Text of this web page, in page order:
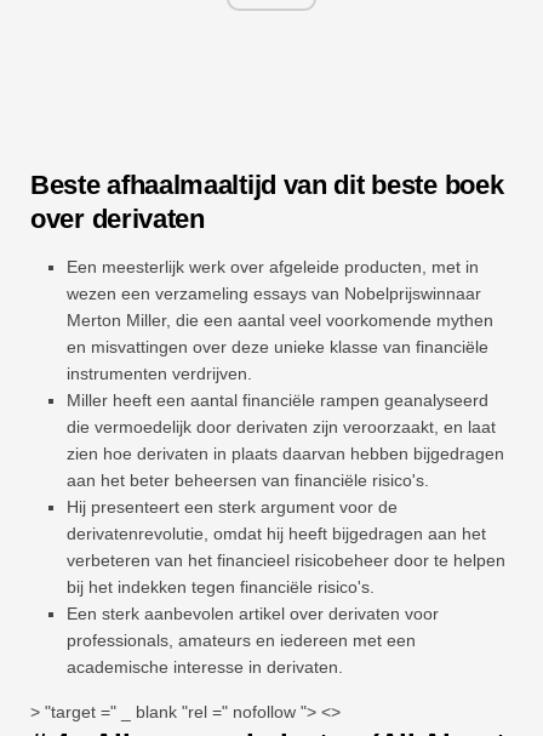
Beste afhaalmaaltijd van dit beste boek
over derivaten
Een meesterlijk werk over afgeleide producten, met in
wezen een verzameling essays van Nobelprijswinnaar
Merton Miller, die een aantal veel voorkomende mythen
en misvattingen over deze unieke klasse van financiële
instrumenten verdrijven.
Miller heeft een aantal financiële rampen geanalyseerd
die vermoedelijk door derivaten zijn veroorzaakt, en laat
zien hoe derivaten in plaats daarvan hebben bijgedragen
aan het beter beheersen van financiële risico's.
Hij presenteert een sterk argument voor de
derivatenrevolutie, omdat hij heeft bijgedragen aan het
verbeteren van het financieel risicobeheer door te helpen
bij het indekken tegen financiële risico's.
Een sterk aanbevolen artikel over derivaten voor
professionals, amateurs en iedereen met een
academische interesse in derivaten.
> "target =" _ blank "rel =" nofollow "> <>